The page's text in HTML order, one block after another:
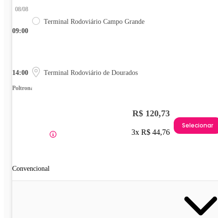
09:00
08/08
Terminal Rodoviário Campo Grande
14:00 Terminal Rodoviário de Dourados
Poltrona
Convencional
R$ 120,73
3x R$ 44,76
Selecionar